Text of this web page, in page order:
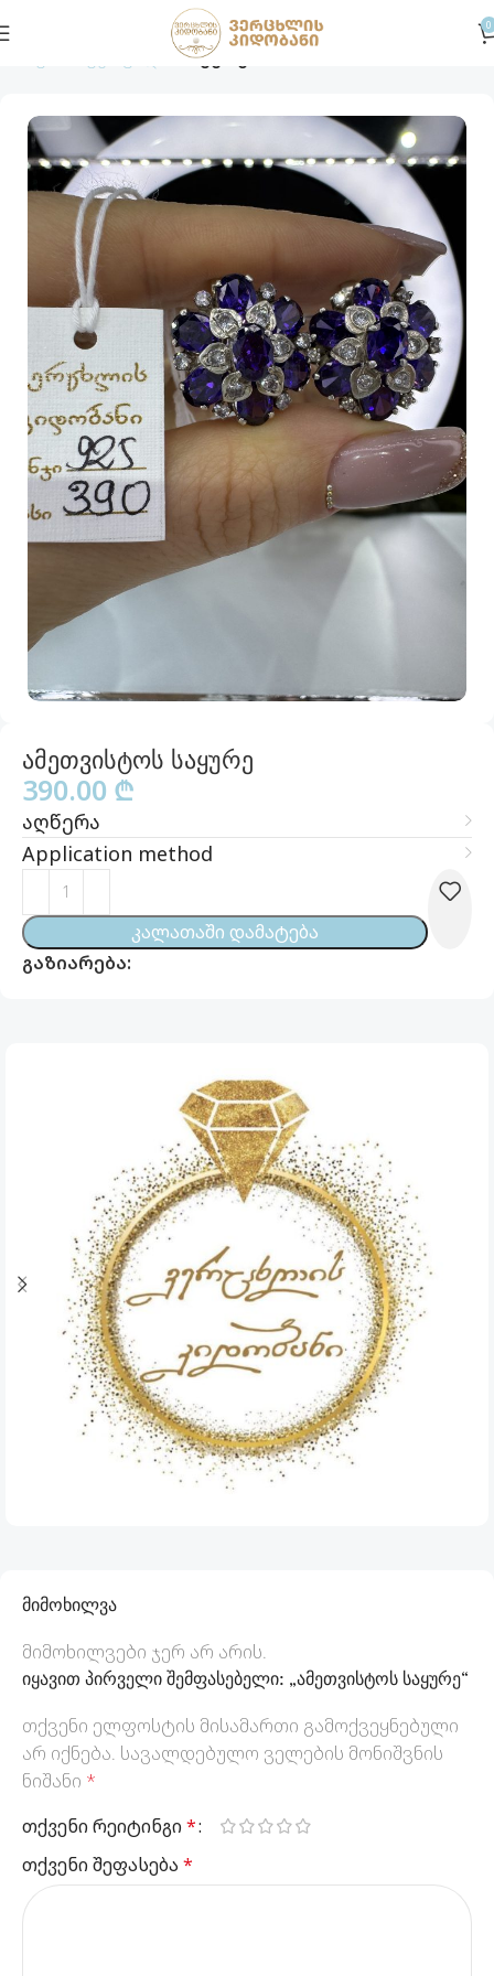
0
საყურე
ამეთვისტოს საყურე
390.00 ₾
აღწერა
Application method
Კალათაში Დამატება
გაზიარება:
მიმოხილვა
მიმოხილვები ჯერ არ არის.
იყავით პირველი შემფასებელი: „ამეთვისტოს საყურე“
თქვენი ელფოსტის მისამართი გამოქვეყნებული
არ იქნება. სავალდებულო ველების მონიშვნის
ნიშანი *
თქვენი რეიტინგი*
თქვენი შეფასება *